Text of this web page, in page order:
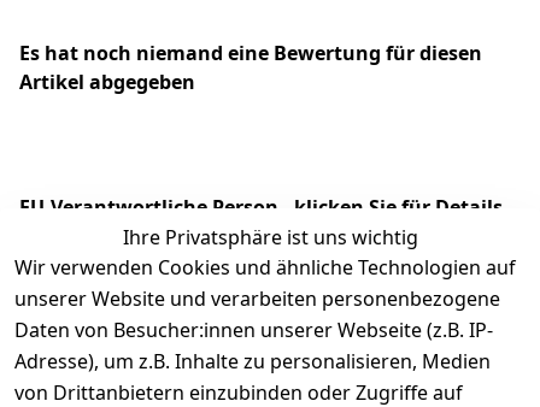
Es hat noch niemand eine Bewertung für diesen
Artikel abgegeben
EU-Verantwortliche Person - klicken Sie für Details
Ihre Privatsphäre ist uns wichtig
Wir verwenden Cookies und ähnliche Technologien auf
unserer Website und verarbeiten personenbezogene
Daten von Besucher:innen unserer Webseite (z.B. IP-
Adresse), um z.B. Inhalte zu personalisieren, Medien
von Drittanbietern einzubinden oder Zugriffe auf